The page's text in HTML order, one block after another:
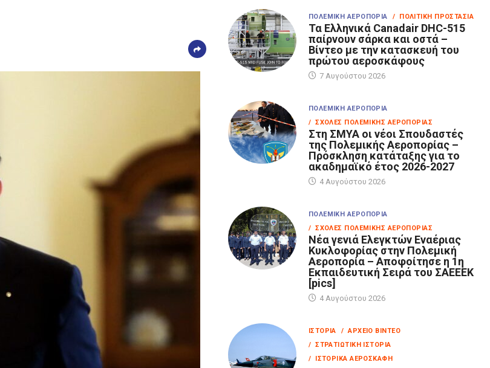
ΠΟΛΕΜΙΚΉ ΑΕΡΟΠΟΡΊΑ / ΠΟΛΙΤΙΚΉ ΠΡΟΣΤΑΣΊΑ
Τα Eλληνικά Canadair DHC-515
παίρνουν σάρκα και οστά –
Βίντεο με την κατασκευή του
πρώτου αεροσκάφους
7 Αυγούστου 2026
ΠΟΛΕΜΙΚΉ ΑΕΡΟΠΟΡΊΑ
/ ΣΧΟΛΈΣ ΠΟΛΕΜΙΚΉΣ ΑΕΡΟΠΟΡΊΑΣ
Στη ΣΜΥΑ οι νέοι Σπουδαστές
της Πολεμικής Αεροπορίας –
Πρόσκληση κατάταξης για το
ακαδημαϊκό έτος 2026-2027
4 Αυγούστου 2026
ΠΟΛΕΜΙΚΉ ΑΕΡΟΠΟΡΊΑ
/ ΣΧΟΛΈΣ ΠΟΛΕΜΙΚΉΣ ΑΕΡΟΠΟΡΊΑΣ
Νέα γενιά Ελεγκτών Εναέριας
Κυκλοφορίας στην Πολεμική
Αεροπορία – Αποφοίτησε η 1η
Εκπαιδευτική Σειρά του ΣΑΕΕΕΚ
[pics]
4 Αυγούστου 2026
ΙΣΤΟΡΊΑ
/ ΑΡΧΕΊΟ ΒΊΝΤΕΟ
/ ΣΤΡΑΤΙΩΤΙΚΉ ΙΣΤΟΡΊΑ
/ ΙΣΤΟΡΙΚΆ ΑΕΡΟΣΚΆΦΗ